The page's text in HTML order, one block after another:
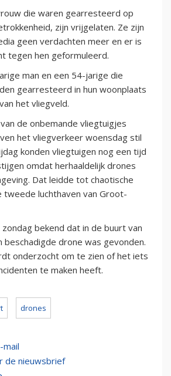
die waren gearresteerd op
zijn vrijgelaten. Ze zijn
geen verdachten meer en er is
tegen hen geformuleerd.
man en een 54-jarige die
gearresteerd in hun woonplaats
het vliegveld.
de onbemande vliegtuigjes
het vliegverkeer woensdag stil
konden vliegtuigen nog een tijd
omdat herhaaldelijk drones
Dat leidde tot chaotische
luchthaven van Groot-
bekend dat in de buurt van
beschadigde drone was gevonden.
onderzocht om te zien of het iets
te maken heeft.
drones
de nieuwsbrief